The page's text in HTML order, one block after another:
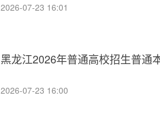
2026-07-23 16:01
黑龙江2026年普通高校招生普通
2026-07-23 16:00